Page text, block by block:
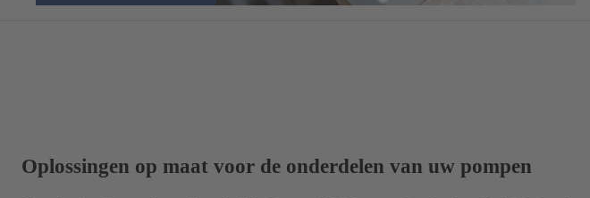
Oplossingen op maat voor de onderdelen van uw pompen